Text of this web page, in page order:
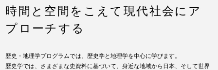
時間と空間をこえて現代社会にア
プローチする
歴史・地理学プログラムでは、歴史学と地理学を中心に学びます。
歴史学では、さまざまな史資料に基づいて、身近な地域から日本、そして世界